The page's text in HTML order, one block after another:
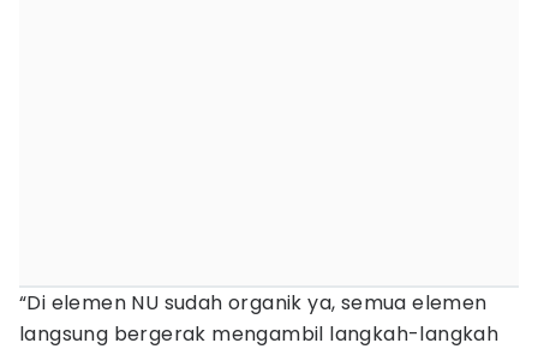
“Di elemen NU sudah organik ya, semua elemen
langsung bergerak mengambil langkah-langkah